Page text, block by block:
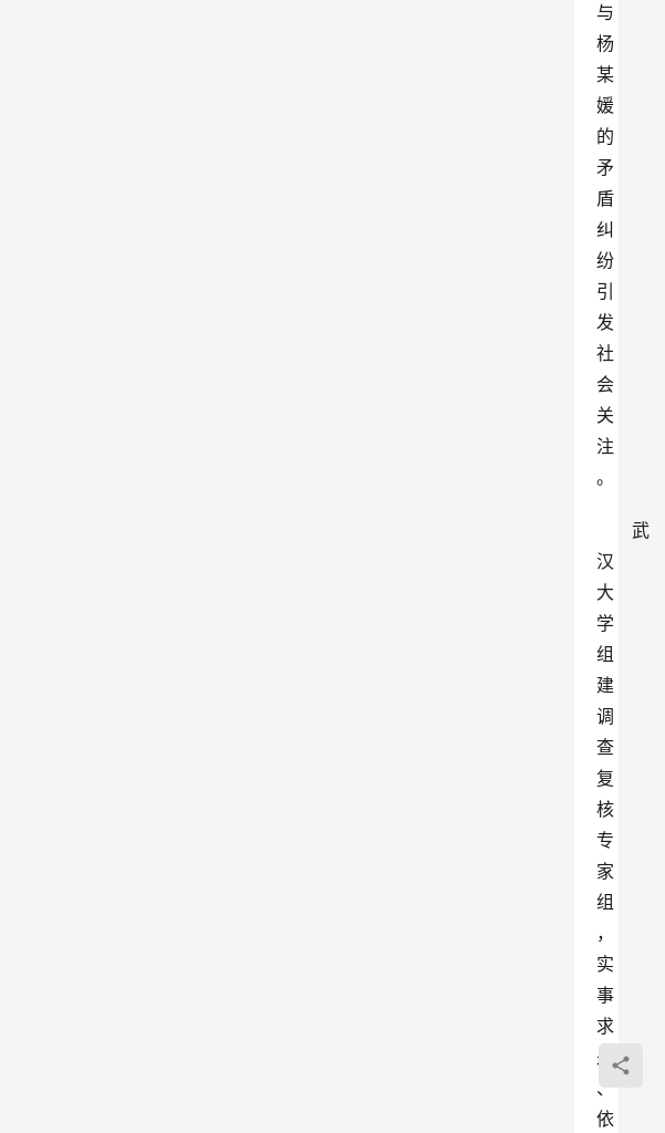
与
杨
某
媛
的
矛
盾
纠
纷
引
发
社
会
关
注
。
武
汉
大
学
组
建
调
查
复
核
专
家
组
，
实
事
求
是
、
依